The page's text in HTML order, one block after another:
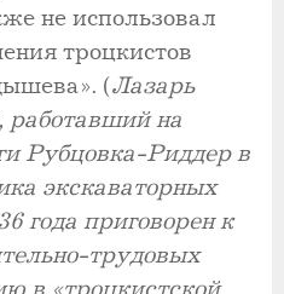
не использовал
троцкистов
(Лазарь
работавший на
Рубцовка-Риддер в
экскаваторных
года приговорен к
трудовых